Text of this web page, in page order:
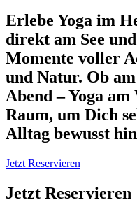
Erlebe Yoga im
direkt am See
Momente voller
und Natur. Ob
Abend – Yoga
Raum, um Dich
Alltag bewusst
Jetzt Reservieren
Jetzt Reservieren